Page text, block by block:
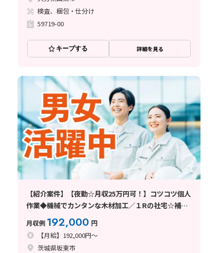
検査、梱包・仕分け
59719-00
キープする 詳細を見る
【紹介案件】【夜勤☆月収25万円可！】コツコツ個人
作業◆機械でカンタンな木材加工／１Rの社宅☆補助
あり／未経験大歓迎♪
月収例 192,000 円
【月給】192,000円～
茨城県坂東市